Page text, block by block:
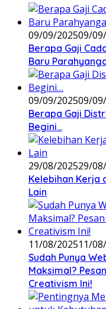
09/09/202509/
Berapa Gaji
Baru
09/09/202509/
Berapa Gaji
Begini…
29/08/202529/
Kelebihan Kerja
Lain
11/08/202511/
Sudah Punya
Maksimal?
Creativism Ini!